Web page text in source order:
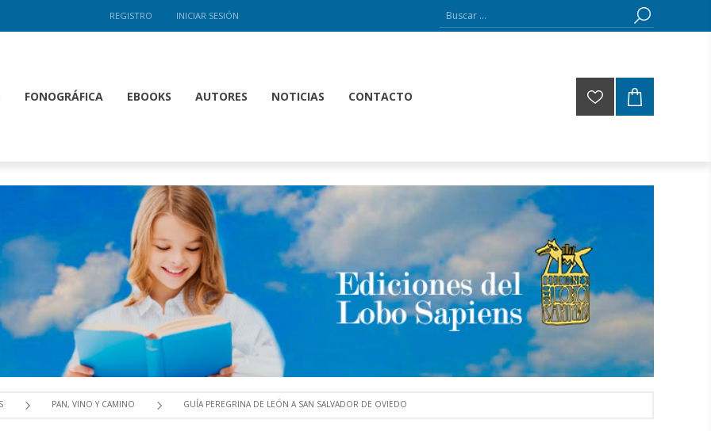
REGISTRO INICIAR SESIÓN
FONOGRÁFICA EBOOKS AUTORES NOTICIAS CONTACTO
PAN, VINO Y CAMINO GUÍA PEREGRINA DE LEÓN A SAN SALVADOR DE OVIEDO